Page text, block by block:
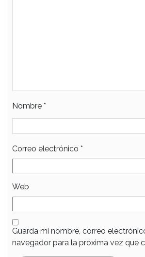
Nombre *
Correo electrónico *
Web
Guarda mi nombre, correo
navegador para la próxima vez que